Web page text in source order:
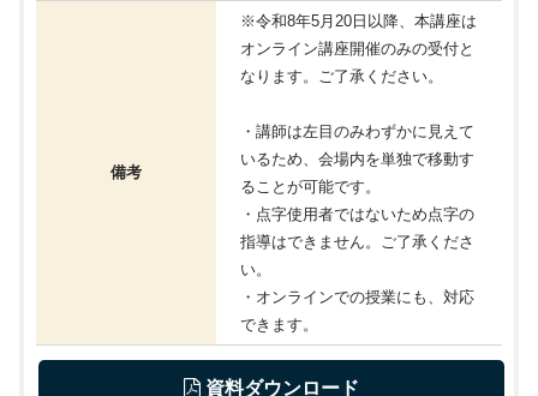
備考
※令和8年5月20日以降、本講座は
オンライン講座開催のみの受付と
なります。ご了承ください。
・講師は左目のみわずかに見えて
いるため、会場内を単独で移動す
ることが可能です。
・点字使用者ではないため点字の
指導はできません。ご了承くださ
い。
・オンラインでの授業にも、対応
できます。
資料ダウンロード